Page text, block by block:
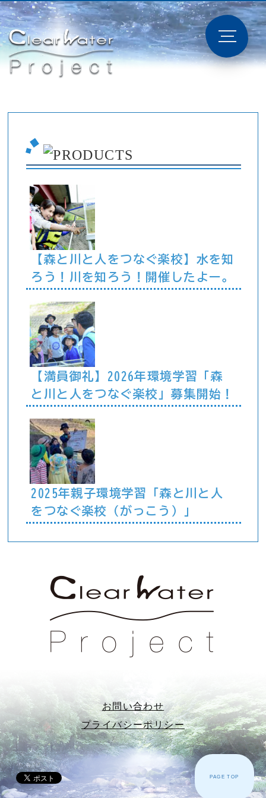
【森と川と人をつなぐ楽校】水を知
ろう！川を知ろう！開催したよー。
【満員御礼】2026年環境学習「森
と川と人をつなぐ楽校」募集開始！
2025年親子環境学習「森と川と人
をつなぐ楽校（がっこう）」
PAGE TOP
お問い合わせ
プライバシーポリシー